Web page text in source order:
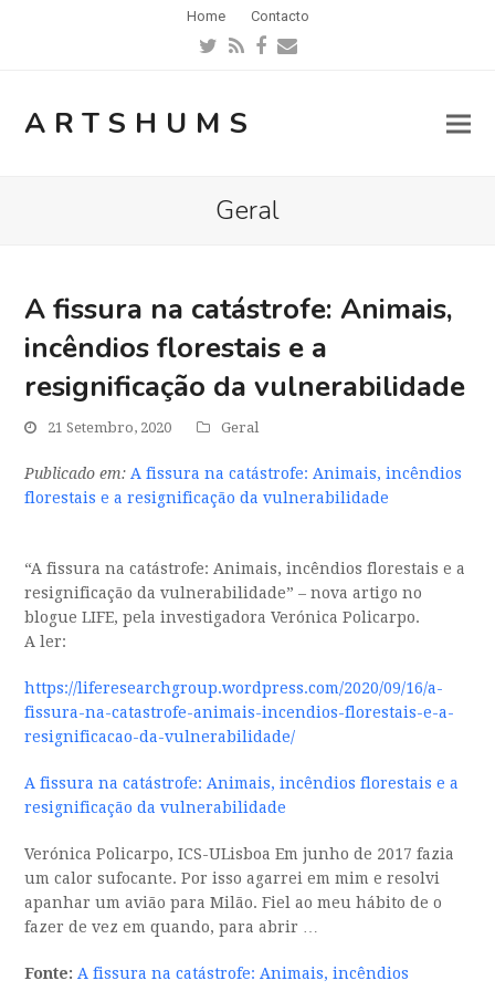
Home Contacto
Twitter
RSSFacebook
Email
ARTSHUMS
Geral
A fissura na catástrofe: Animais,
incêndios florestais e a
resignificação da vulnerabilidade
21 Setembro, 2020 Geral
Publicado em: A fissura na catástrofe: Animais, incêndios
florestais e a resignificação da vulnerabilidade
“A fissura na catástrofe: Animais, incêndios florestais e a
resignificação da vulnerabilidade” – nova artigo no
blogue LIFE, pela investigadora Verónica Policarpo.
A ler:
https://liferesearchgroup.wordpress.com/2020/09/16/a-
fissura-na-catastrofe-animais-incendios-florestais-e-a-
resignificacao-da-vulnerabilidade/
A fissura na catástrofe: Animais, incêndios florestais e a
resignificação da vulnerabilidade
Verónica Policarpo, ICS-ULisboa Em junho de 2017 fazia
um calor sufocante. Por isso agarrei em mim e resolvi
apanhar um avião para Milão. Fiel ao meu hábito de o
fazer de vez em quando, para abrir …
Fonte: A fissura na catástrofe: Animais, incêndios